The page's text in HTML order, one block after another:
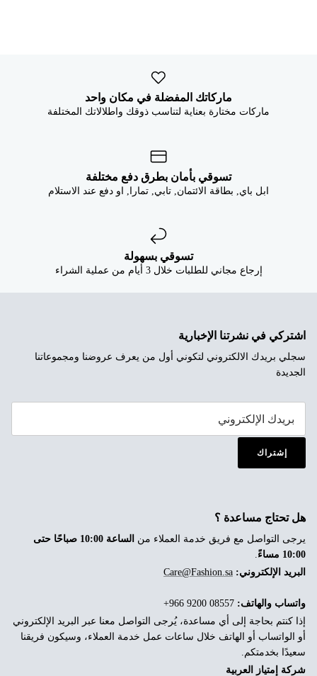
ماركاتك المفضلة في مكان واحد
ماركات مختارة بعناية لتناسب ذوقك واطلالاتك المختلفة
تسوقي بأمان بطرق دفع مختلفة
ابل باي, بطاقة الائتمان, تابي, تمارا, او دفع عند الاستلام
تسوقي بسهولة
إرجاع مجاني للطلبات خلال 3 أيام من عملية الشراء
اشتركي في نشرتنا الإخبارية
سجلي بريدك الالكتروني لتكوني أول من يعرف عروضنا ومجموعاتنا
الجديدة
إشتراك
هل تحتاج مساعدة ؟
يرجى التواصل مع فريق خدمة العملاء من
الساعة 10:00 صباحًا حتى
10:00 مساءً
.
البريد الإلكتروني: Care@Fashion.sa
واتساب والهاتف:
إذا كنتم بحاجة إلى أي مساعدة، يُرجى التواصل معنا عبر البريد الإلكتروني
أو الواتساب أو الهاتف خلال ساعات عمل خدمة العملاء، وسيكون فريقنا
سعيدًا بخدمتكم.
شركة إمتياز العربية